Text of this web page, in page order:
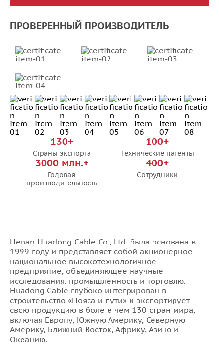
ПРОВЕРЕННЫЙ ПРОИЗВОДИТЕЛЬ
130+
Страны экспорта
100+
Технические патенты
3000 млн.+
Годовая
производительность
400+
Сотрудники
Henan Huadong Cable Co., Ltd. была основана в
1999 году и представляет собой акционерное
национальное высокотехнологичное
предприятие, объединяющее научные
исследования, промышленность и торговлю.
Huadong Cable глубоко интегрирован в
строительство «Пояса и пути» и экспортирует
свою продукцию в боле е чем 130 стран мира,
включая Европу, Южную Америку, Северную
Америку, Ближний Восток, Африку, Ази ю и
Океанию.